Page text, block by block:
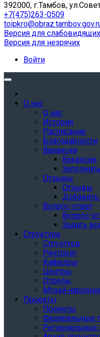
392000, г.Тамбов,
+7(475)263-0509
Версия для слабовидящих
Версия для незрячих
Войти
О нас
О нас
История
Расписание
Благодарности
Вакансии
Вакансии
Отзывы
Отзывы
Вопрос-ответ
Вопрос-
Задать
Структура
Структура
Ректорат
Кафедры
Центры
Отделы
Музей
Проекты
Проекты
Федеральные
Региональные